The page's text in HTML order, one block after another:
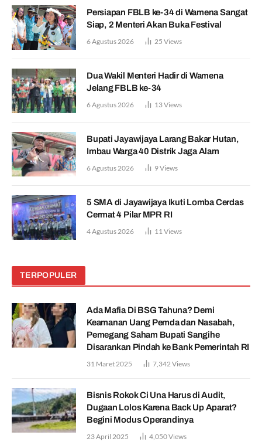
Persiapan FBLB ke-34 di Wamena Sangat
Siap, 2 Menteri Akan Buka Festival
6 Agustus 2026 25 Views
Dua Wakil Menteri Hadir di Wamena
Jelang FBLB ke-34
6 Agustus 2026 13Views
Bupati Jayawijaya Larang Bakar Hutan,
Imbau Warga 40 Distrik Jaga Alam
6 Agustus 2026 9Views
5 SMA di Jayawijaya Ikuti Lomba Cerdas
Cermat 4 Pilar MPR RI
4 Agustus 2026 11Views
TERPOPULER
Ada Mafia Di BSG Tahuna? Demi
Keamanan Uang Pemda dan Nasabah,
Pemegang Saham Bupati Sangihe
Disarankan Pindah ke Bank Pemerintah RI
31 Maret 2025 7,342Views
Bisnis Rokok Ci Una Harus di Audit,
Dugaan Lolos Karena Back Up Aparat?
Begini Modus Operandinya
23 April 2025 4,050Views